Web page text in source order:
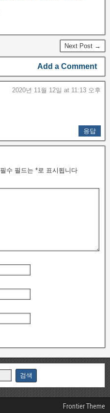
Next Post →
Add a Comment
2020년 11월 12일 at 11:13 오후
응답
필수 필드는 *로 표시됩니다
Frontier Theme